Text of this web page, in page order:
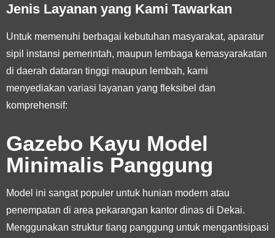
Jenis Layanan yang Kami Tawarkan
Untuk memenuhi berbagai kebutuhan masyarakat, aparatur
sipil instansi pemerintah, maupun lembaga kemasyarakatan
di daerah dataran tinggi maupun lembah, kami
menyediakan variasi layanan yang fleksibel dan
komprehensif:
Gazebo Kayu Model
Minimalis Panggung
Model ini sangat populer untuk hunian modern atau
penempatan di area pekarangan kantor dinas di Dekai.
Menggunakan struktur tiang panggung untuk mengantisipasi